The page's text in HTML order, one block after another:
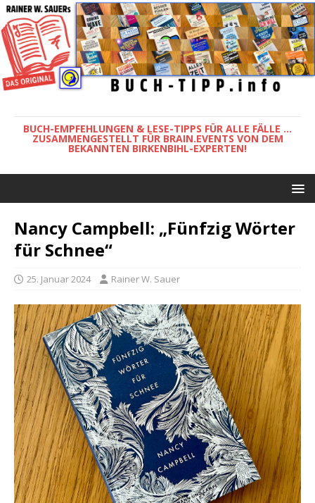
BUCH-EMPFEHLUNGEN & LESE-TIPPS FÜR ALLE FÄLLE ...
ZUSAMMENGESTELLT FÜR BRAIN.EVENTS VON DEM
BEKANNTEN BIRKENBIHL-EXPERTEN!
Nancy Campbell: „Fünfzig Wörter
für Schnee“
25. Januar 2024 Rainer W. Sauer